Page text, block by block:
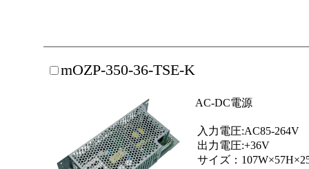
mOZP-350-36-TSE-K
AC-DC電源
入力電圧:AC85-264V
出力電圧:+36V
サイズ：